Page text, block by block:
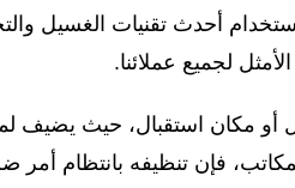
أحدث تقنيات
لجميع عملائنا.
مكان استقبال، حيث يضيف
فإن تنظيفه بانتظام